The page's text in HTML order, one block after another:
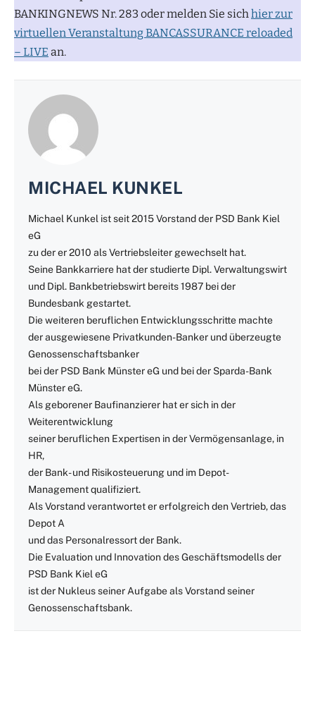
BANKINGNEWS Nr. 283 oder melden Sie sichhier zur
virtuellen Veranstaltung BANCASSURANCE reloaded
– LIVE an.
MICHAEL KUNKEL
Michael Kunkel ist seit 2015 Vorstand der PSD Bank Kiel
eG
zu der er 2010 als Vertriebsleiter gewechselt hat.
Seine Bankkarriere hat der studierte Dipl. Verwaltungswirt
und Dipl. Bankbetriebswirt bereits 1987 bei der
Bundesbank gestartet.
Die weiteren beruflichen Entwicklungsschritte machte
der ausgewiesene Privatkunden-Banker und überzeugte
Genossenschaftsbanker
bei der PSD Bank Münster eG und bei der Sparda-Bank
Münster eG.
Als geborener Baufinanzierer hat er sich in der
Weiterentwicklung
seiner beruflichen Expertisen in der Vermögensanlage, in
HR,
der Bank- und Risikosteuerung und im Depot-
Management qualifiziert.
Als Vorstand verantwortet er erfolgreich den Vertrieb, das
Depot A
und das Personalressort der Bank.
Die Evaluation und Innovation des Geschäftsmodells der
PSD Bank Kiel eG
ist der Nukleus seiner Aufgabe als Vorstand seiner
Genossenschaftsbank.